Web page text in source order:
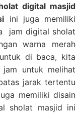
digital masjid
ini juga memiliki
jam digital sholat
warna merah
di baca, kita
untuk melihat
jarak tertentu
memiliki disain
sholat masjid ini